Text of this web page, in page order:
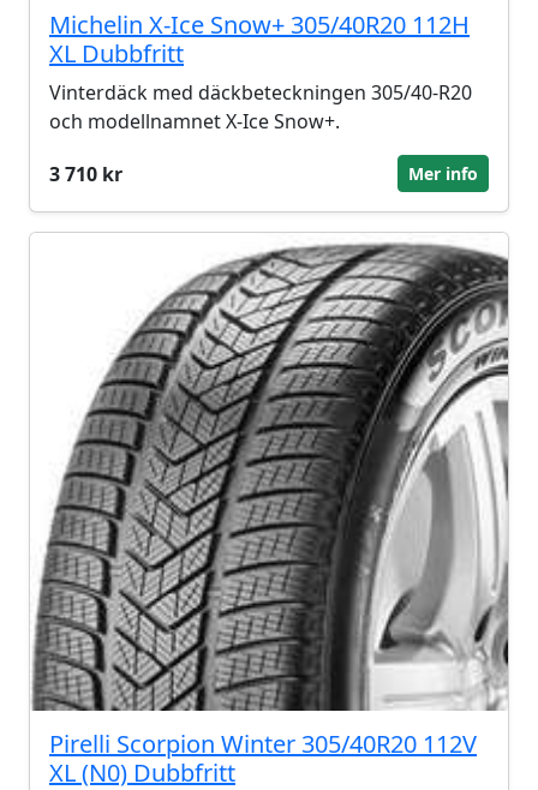
Michelin X-Ice Snow+ 305/40R20 112H
XL Dubbfritt
Vinterdäck med däckbeteckningen 305/40-R20
och modellnamnet X-Ice Snow+.
3 710 kr
Mer info
Pirelli Scorpion Winter 305/40R20 112V
XL (N0) Dubbfritt